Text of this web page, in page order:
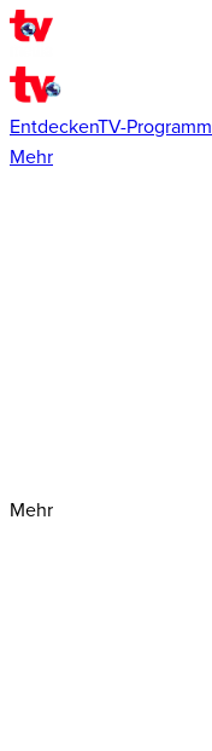
EntdeckenTV-Programm
Mehr
Mehr